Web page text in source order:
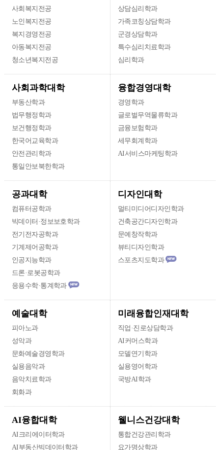
사회복지전공
노인복지전공
복지경영전공
아동복지전공
청소년복지전공
상담심리학과
가족코칭상담학과
군경상담학과
특수심리치료학과
심리학과
사회과학대학
부동산학과
법무행정학과
보건행정학과
한국어교육학과
안전관리학과
통일안보북한학과
융합경영대학
경영학과
글로벌무역물류학과
금융보험학과
세무회계학과
AI서비스마케팅학과
공과대학
컴퓨터공학과
빅데이터·정보보호학과
전기전자공학과
기계제어공학과
인공지능학과
드론·로봇공학과
응용수학·통계학과
디자인대학
멀티미디어디자인학과
건축공간디자인학과
문예창작학과
뷰티디자인학과
스포츠지도학과
예술대학
피아노과
성악과
문화예술경영학과
실용음악과
음악치료학과
회화과
미래융합인재대학
직업·진로상담학과
AI커머스학과
모델연기학과
실용영어학과
국방AI학과
AI융합대학
AI크리에이터학과
AI부동산빅데이터학과
웰니스건강대학
통합건강관리학과
요가명상학과